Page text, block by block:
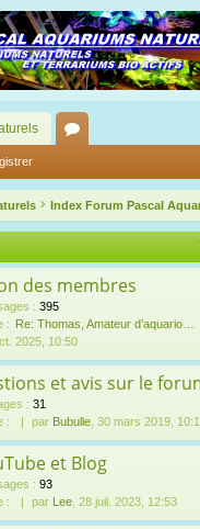
u
s
Index Forum Pascal
des membres
: 395
: Re: Thomas, Amateur d’aquario…
2025, 10:50
et avis sur le
: 31
:
par Bubulle , 30 mars 2019,
et Blog
: 93
:
par Lee , 28 juil. 2023, 12:53